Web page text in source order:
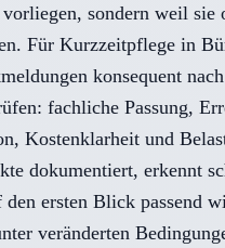
sondern weil sie
Für Kurzzeitpflege in
konsequent
fachliche Passung,
Kostenklarheit und
dokumentiert, erkennt
ersten Blick passend
veränderten